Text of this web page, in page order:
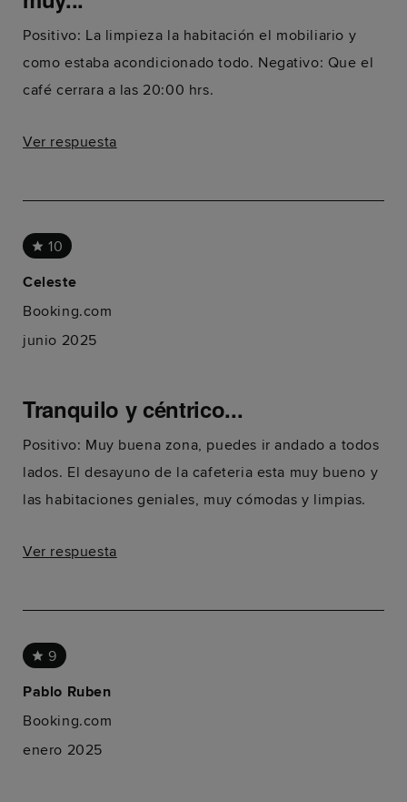
Positivo: La limpieza la habitación el mobiliario y
como estaba acondicionado todo. Negativo: Que el
café cerrara a las 20:00 hrs.
Ver respuesta
10
Celeste
Booking.com
junio 2025
Tranquilo y céntrico...
Positivo: Muy buena zona, puedes ir andado a todos
lados. El desayuno de la cafeteria esta muy bueno y
las habitaciones geniales, muy cómodas y limpias.
Ver respuesta
9
Pablo Ruben
Booking.com
enero 2025